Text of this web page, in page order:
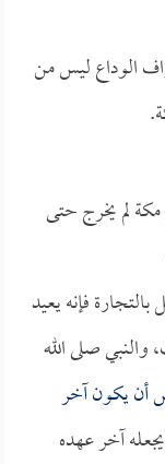
الوداع ليس من
مكة لم يخرج حتى
فإنه يعيد
والنبي صلى الله
أن يكون آخر
يجعله آخر عهده